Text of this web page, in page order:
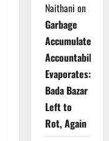
Naithani on
Garbage
Accumulates,
Accountability
Evaporates:
Bada Bazar
Left to
Rot, Again